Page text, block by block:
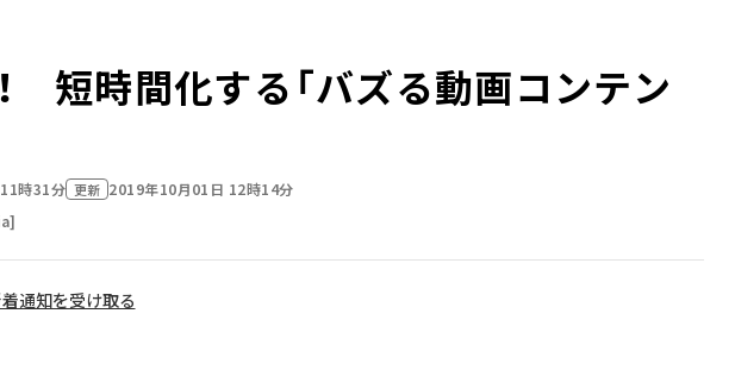
短時間化する「バズる動画コンテン
時31分 更新 2019年10月01日 12時14分
通知を受け取る